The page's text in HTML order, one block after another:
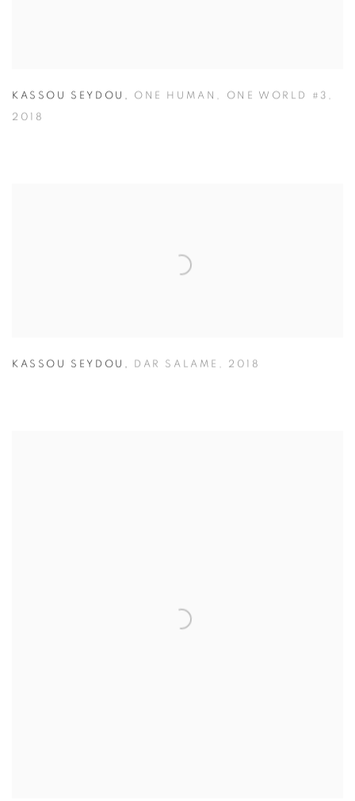
KASSOU SEYDOU , ONE HUMAN , ONE WORLD #3 ,
2018
KASSOU SEYDOU , DAR SALAME 2018